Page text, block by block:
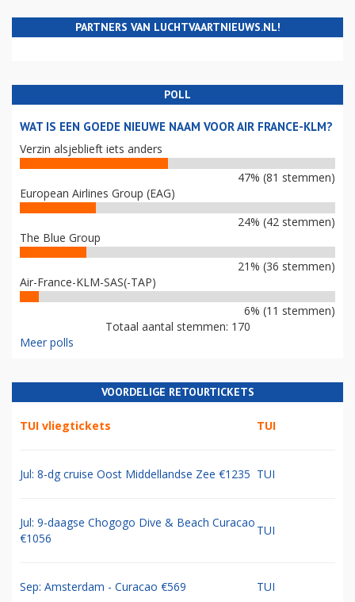
PARTNERS VAN LUCHTVAARTNIEUWS.NL!
POLL
WAT IS EEN GOEDE NIEUWE NAAM VOOR AIR FRANCE-KLM?
Verzin alsjeblieft iets anders
47% (81 stemmen)
European Airlines Group (EAG)
24% (42 stemmen)
The Blue Group
21% (36 stemmen)
Air-France-KLM-SAS(-TAP)
6% (11 stemmen)
Totaal aantal stemmen: 170
Meer polls
VOORDELIGE RETOURTICKETS
TUI vliegtickets TUI
Jul: 8-dg cruise Oost Middellandse Zee €1235 TUI
Jul: 9-daagse Chogogo Dive & Beach Curacao
€1056
TUI
Sep: Amsterdam - Curacao €569 TUI